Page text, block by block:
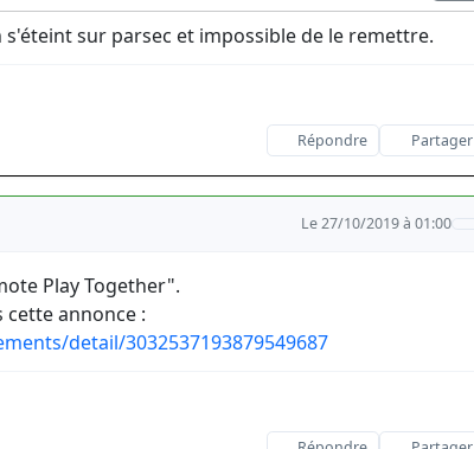
sur parsec et impossible de le remettre.
Répondre Partager
Le 27/10/2019 à 01:00
Play Together".
annonce :
detail/3032537193879549687